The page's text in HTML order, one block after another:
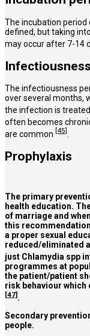
The incubation
defined, but taking
may occur after 7-14
The infectiousness
over several months,
the infection is
often becomes
are common [45]
Prophylaxis
The primary
health education.
of marriage and
this
a proper sexual
reduced/eliminated
just Chlamydia spp
programmes at
the patient/patient
risk behaviour
[47].
Secondary
people.